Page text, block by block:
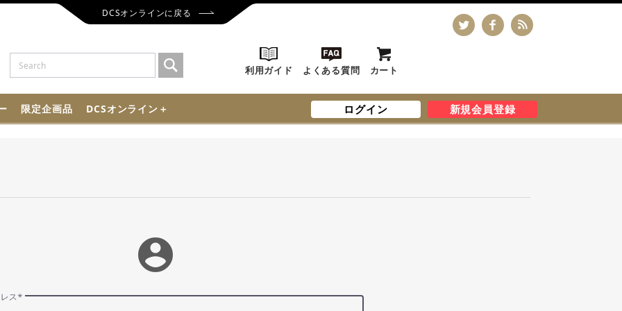
DCSオンラインに戻る
利用ガイド よくある質問 カート
限定企画品 DCSオンライン＋ ログイン 新規会員登録
account_circle
ス